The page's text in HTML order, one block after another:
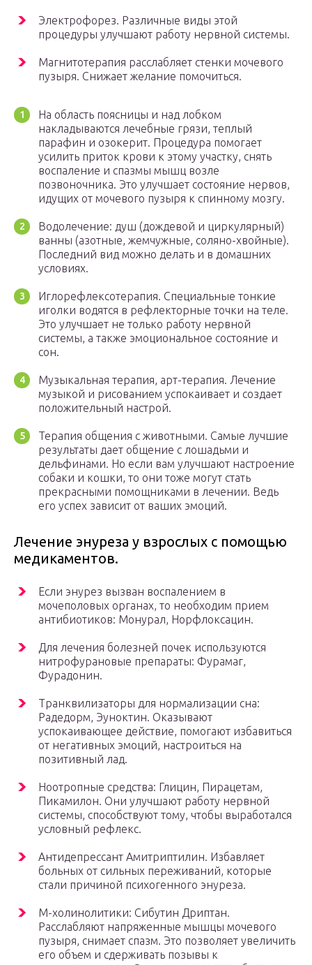
Электрофорез. Различные виды этой
процедуры улучшают работу нервной системы.
Магнитотерапия расслабляет стенки мочевого
пузыря. Снижает желание помочиться.
На область поясницы и над лобком
накладываются лечебные грязи, теплый
парафин и озокерит. Процедура помогает
усилить приток крови к этому участку, снять
воспаление и спазмы мышц возле
позвоночника. Это улучшает состояние нервов,
идущих от мочевого пузыря к спинному мозгу.
Водолечение: душ (дождевой и циркулярный)
ванны (азотные, жемчужные, соляно-хвойные).
Последний вид можно делать и в домашних
условиях.
Иглорефлексотерапия. Специальные тонкие
иголки водятся в рефлекторные точки на теле.
Это улучшает не только работу нервной
системы, а также эмоциональное состояние и
сон.
Музыкальная терапия, арт-терапия. Лечение
музыкой и рисованием успокаивает и создает
положительный настрой.
Терапия общения с животными. Самые лучшие
результаты дает общение с лошадьми и
дельфинами. Но если вам улучшают настроение
собаки и кошки, то они тоже могут стать
прекрасными помощниками в лечении. Ведь
его успех зависит от ваших эмоций.
Лечение энуреза у взрослых с помощью
медикаментов.
Если энурез вызван воспалением в
мочеполовых органах, то необходим прием
антибиотиков: Монурал, Норфлоксацин.
Для лечения болезней почек используются
нитрофурановые препараты: Фурамаг,
Фурадонин.
Транквилизаторы для нормализации сна:
Радедорм, Эуноктин. Оказывают
успокаивающее действие, помогают избавиться
от негативных эмоций, настроиться на
позитивный лад.
Ноотропные средства: Глицин, Пирацетам,
Пикамилон. Они улучшают работу нервной
системы, способствуют тому, чтобы выработался
условный рефлекс.
Антидепрессант Амитриптилин. Избавляет
больных от сильных переживаний, которые
стали причиной психогенного энуреза.
М-холинолитики: Сибутин Дриптан.
Расслабляют напряженные мышцы мочевого
пузыря, снимает спазм. Это позволяет увеличить
его объем и сдерживать позывы к